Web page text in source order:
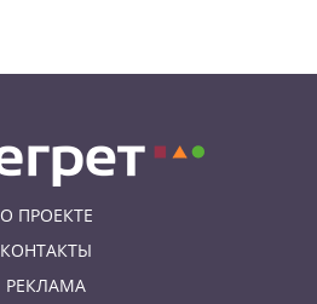
О ПРОЕКТЕ
КОНТАКТЫ
РЕКЛАМА